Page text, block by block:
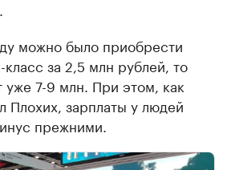
можно было приобрести
за 2,5 млн рублей, то
уже 7-9 млн. При этом, как
Плохих, зарплаты у людей
прежними.